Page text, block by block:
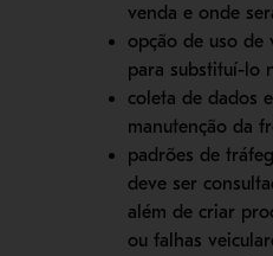
venda e onde
opção de uso de
para substituí-lo
coleta de dados
manutenção da
padrões de
deve ser
além de criar
ou falhas